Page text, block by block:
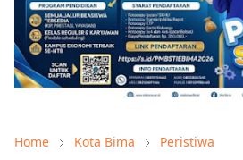
Home Kota Bima Peristiwa